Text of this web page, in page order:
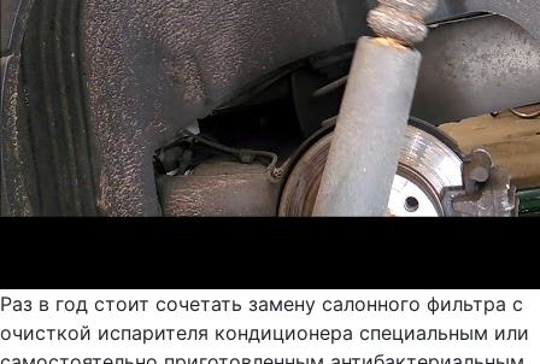
Раз в год стоит сочетать замену салонного фильтра с
очисткой испарителя кондиционера специальным или